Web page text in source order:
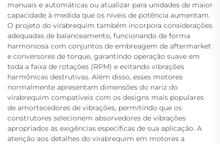
manuais e automáticas ou atualizar para unidades de maior
capacidade à medida que os níveis de potência aumentam.
O projeto do virabrequim também incorpora considerações
adequadas de balanceamento, funcionando de forma
harmoniosa com conjuntos de embreagem de aftermarket
e conversores de torque, garantindo operação suave em
toda a faixa de rotações (RPM) e evitando vibrações
harmônicas destrutivas. Além disso, esses motores
normalmente apresentam dimensões do nariz do
virabrequim compatíveis com os designs mais populares
de amortecedores de vibrações, permitindo que os
construtores selecionem absorvedores de vibrações
apropriados às exigências específicas de sua aplicação. A
atenção aos detalhes do virabrequim em motores a